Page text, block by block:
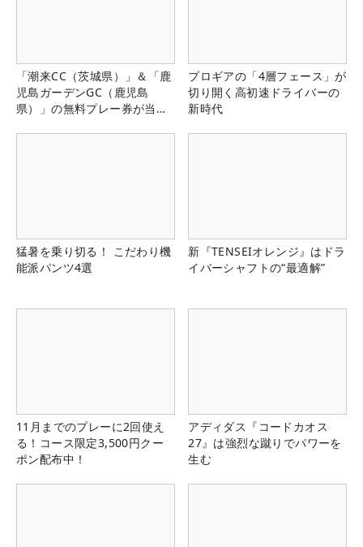
「潮来CC（茨城県）」＆「鹿
児島ガーデンGC（鹿児島
県）」の無料プレー券が当た
プロギアの「4層フェース」が
切り開く高初速ドライバーの
新時代
猛暑を乗り切る！ こだわり機
能派パンツ4選
新『TENSEIオレンジ』はドラ
イバーシャフトの“最適解”
11月までのプレーに2回使え
る！コース限定3,500円クー
ポン配布中！
アディダス『コードカオス
27』は強烈な蹴りでパワーを
生む